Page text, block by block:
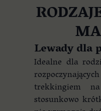
Lewady dla
Idealne dla
trekkingiem
stosunkowo